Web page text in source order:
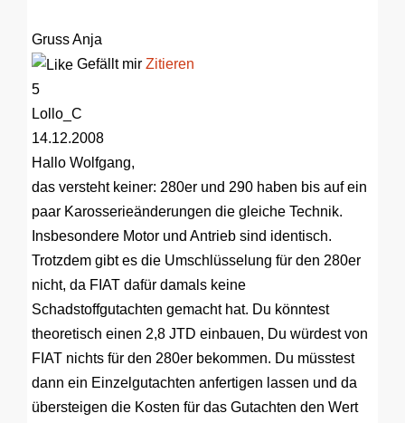
Gruss Anja
Gefällt mir Zitieren
5
Lollo_C
14.12.2008
Hallo Wolfgang,
das versteht keiner: 280er und 290 haben bis auf ein
paar Karosserieänderungen die gleiche Technik.
Insbesondere Motor und Antrieb sind identisch.
Trotzdem gibt es die Umschlüsselung für den 280er
nicht, da FIAT dafür damals keine
Schadstoffgutachten gemacht hat. Du könntest
theoretisch einen 2,8 JTD einbauen, Du würdest von
FIAT nichts für den 280er bekommen. Du müsstest
dann ein Einzelgutachten anfertigen lassen und da
übersteigen die Kosten für das Gutachten den Wert